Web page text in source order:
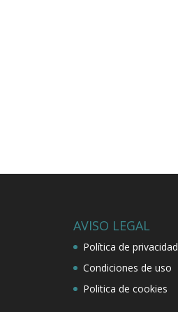
AVISO LEGAL
Política de privacidad
Condiciones de uso
Politica de cookies